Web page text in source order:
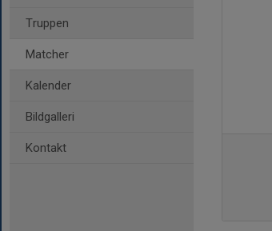
Truppen
Matcher
Kalender
Bildgalleri
Kontakt